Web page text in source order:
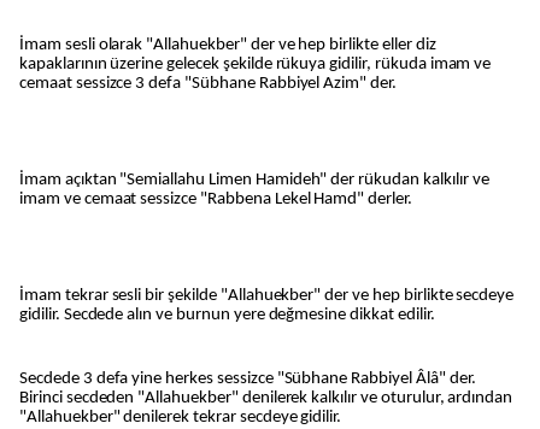
İmam sesli olarak "Allahuekber" der ve hep birlikte eller diz
kapaklarının üzerine gelecek şekilde rükuya gidilir, rükuda imam ve
cemaat sessizce 3 defa "Sübhane Rabbiyel Azim" der.
İmam açıktan "Semiallahu Limen Hamideh" der rükudan kalkılır ve
imam ve cemaat sessizce "Rabbena Lekel Hamd" derler.
İmam tekrar sesli bir şekilde "Allahuekber" der ve hep birlikte secdeye
gidilir. Secdede alın ve burnun yere değmesine dikkat edilir.
Secdede 3 defa yine herkes sessizce "Sübhane Rabbiyel Âlâ" der.
Birinci secdeden "Allahuekber" denilerek kalkılır ve oturulur, ardından
"Allahuekber" denilerek tekrar secdeye gidilir.